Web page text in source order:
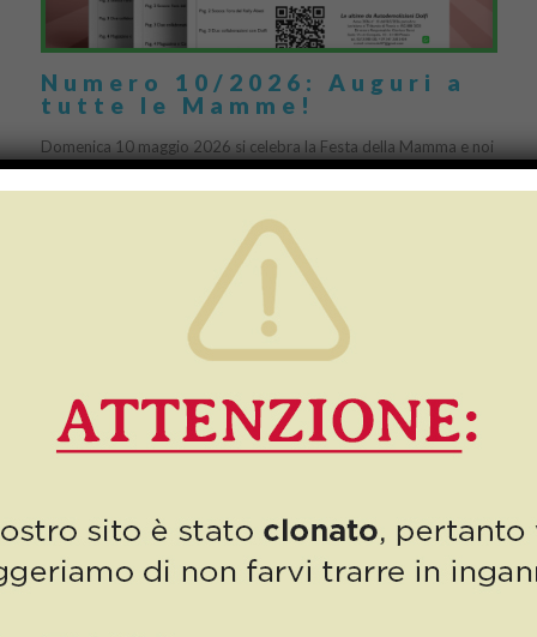
Numero 10/2026: Auguri a
tutte le Mamme!
Domenica 10 maggio 2026 si celebra la Festa della Mamma e noi
di Autodemolizioni Dolfi vogliamo estendere il nostro augurio a
tutto l’universo femminile: auguri alle […]